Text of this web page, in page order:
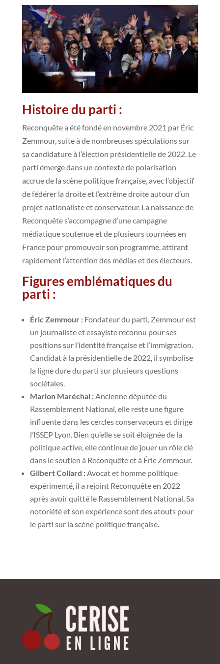
Histoire du parti :
Reconquête a été fondé en novembre 2021 par Éric
Zemmour, suite à de nombreuses spéculations sur
sa candidature à l’élection présidentielle de 2022. Le
parti émerge dans un contexte de polarisation
accrue de la scène politique française, avec l’objectif
de fédérer la droite et l’extrême droite autour d’un
projet nationaliste et conservateur. La naissance de
Reconquête s’accompagne d’une campagne
médiatique soutenue et de plusieurs tournées en
France pour promouvoir son programme, attirant
rapidement l’attention des médias et des électeurs.
Figures emblématiques du
parti :
Éric Zemmour :Fondateur du parti, Zemmour est
un journaliste et essayiste reconnu pour ses
positions sur l’identité française et l’immigration.
Candidat à la présidentielle de 2022, il symbolise
la ligne dure du parti sur plusieurs questions
sociétales.
Marion Maréchal :Ancienne députée du
Rassemblement National, elle reste une figure
influente dans les cercles conservateurs et dirige
l’ISSEP Lyon. Bien qu’elle se soit éloignée de la
politique active, elle continue de jouer un rôle clé
dans le soutien à Reconquête et à Éric Zemmour.
Gilbert Collard :Avocat et homme politique
expérimenté, il a rejoint Reconquête en 2022
après avoir quitté le Rassemblement National. Sa
notoriété et son expérience sont des atouts pour
le parti sur la scène politique française.